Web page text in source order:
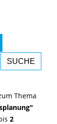
SUCHE
Thema
2